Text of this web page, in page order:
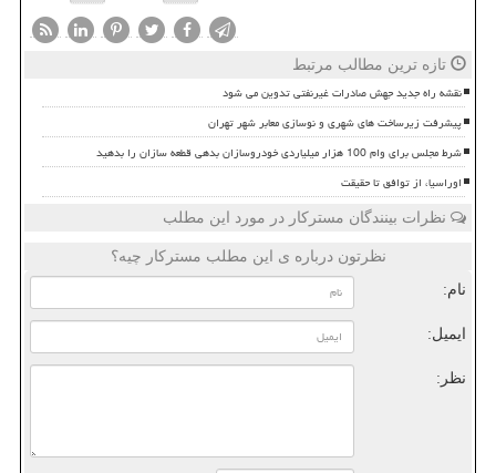
تازه ترین مطالب مرتبط
نقشه راه جدید جهش صادرات غیرنفتی تدوین می شود
پیشرفت زیرساخت های شهری و نوسازی معابر شهر تهران
شرط مجلس برای وام 100 هزار میلیاردی خودروسازان بدهی قطعه سازان را بدهید
اوراسیا، از توافق تا حقیقت
نظرات بینندگان مسترکار در مورد این مطلب
نظرتون درباره ی این مطلب مسترکار چیه؟
نام:
ایمیل:
نظر: